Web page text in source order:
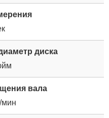
диска
вала
мин